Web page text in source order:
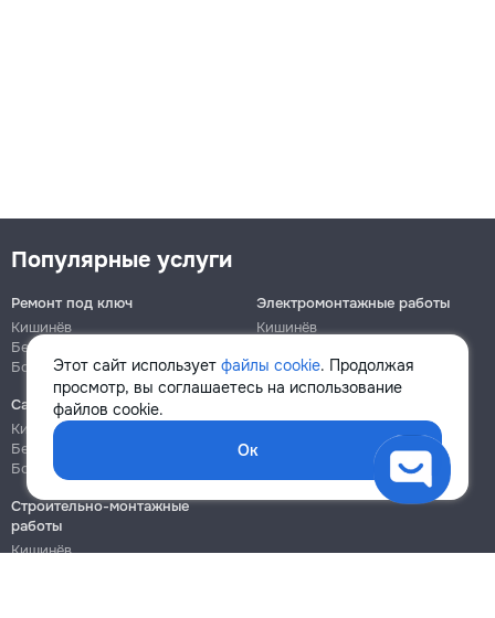
Этот сайт использует файлы cookie. Продолжая
просмотр, вы соглашаетесь на использование
файлов cookie.
Ок
Популярные услуги
Ремонт под ключ
Кишинёв
Бельцы
Ботаника
Электромонтажные работы
Кишинёв
Ботаника
Сантехнические работы
Кишинёв
Бельцы
Ботаника
Бельцы
Строительно-монтажные
работы
Кишинёв